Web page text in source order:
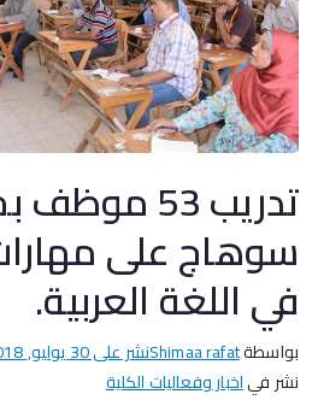
تدريب 53
سوهاج على
في اللغة العربية.
بواسطةShimaa rafatنشر على30 يوليو, 2018
نشر فياخبار وفعاليات الكلية